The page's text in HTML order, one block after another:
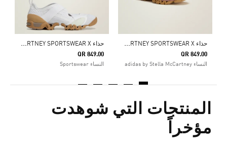
ح
ذاء ADIDAS BY STELLA MCCARTNEY SPORTSWEAR X
QR 849.00
النساء adidas by Stella McCartney
ح
ذاء ADIDAS BY STELLA MCCARTNEY SPORTSWEAR X
QR 849.00
النساء Sportswear
المنتجات التي شوهدت
مؤخراً